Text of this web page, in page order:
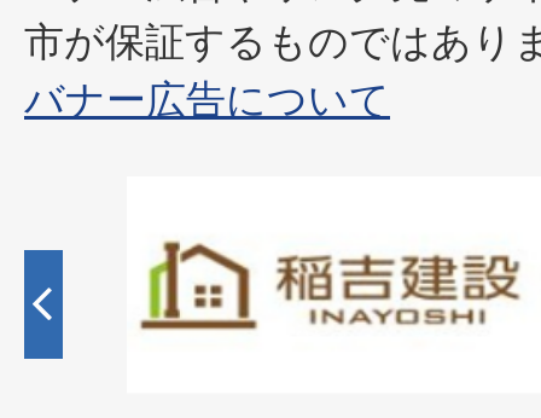
市が保証するものではあり
バナー広告について
枚
目